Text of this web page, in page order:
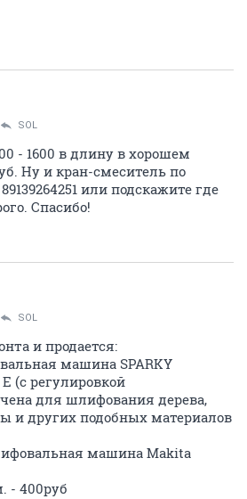
SOL
- 1600 в длину в хорошем
Ну и кран-смеситель по
или подскажите где
Спасибо!
SOL
и продается:
машина SPARKY
(с регулировкой
для шлифования дерева,
и других подобных материалов
машина Makita
- 400руб